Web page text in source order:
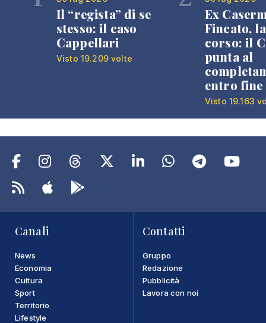
Il “regista” di se
stesso: il caso
Cappellari
Visto 19.209 volte
Ex
Fincato,
corso: il
punta al
entro fine
Visto 19.163
Canali
News
Economia
Cultura
Sport
Territorio
Lifestyle
Contatti
Gruppo
Redazione
Pubblicità
Lavora con noi